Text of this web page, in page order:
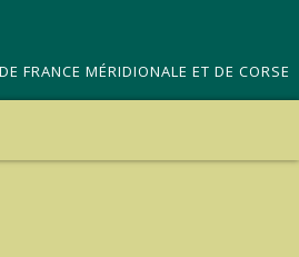
FRANCE MÉRIDIONALE ET DE CORSE